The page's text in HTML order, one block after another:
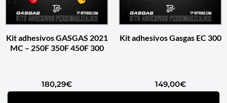
Kit adhesivos GASGAS 2021
MC – 250F 350F 450F 300
180,29€
Kit adhesivos Gasgas EC 300
149,00€